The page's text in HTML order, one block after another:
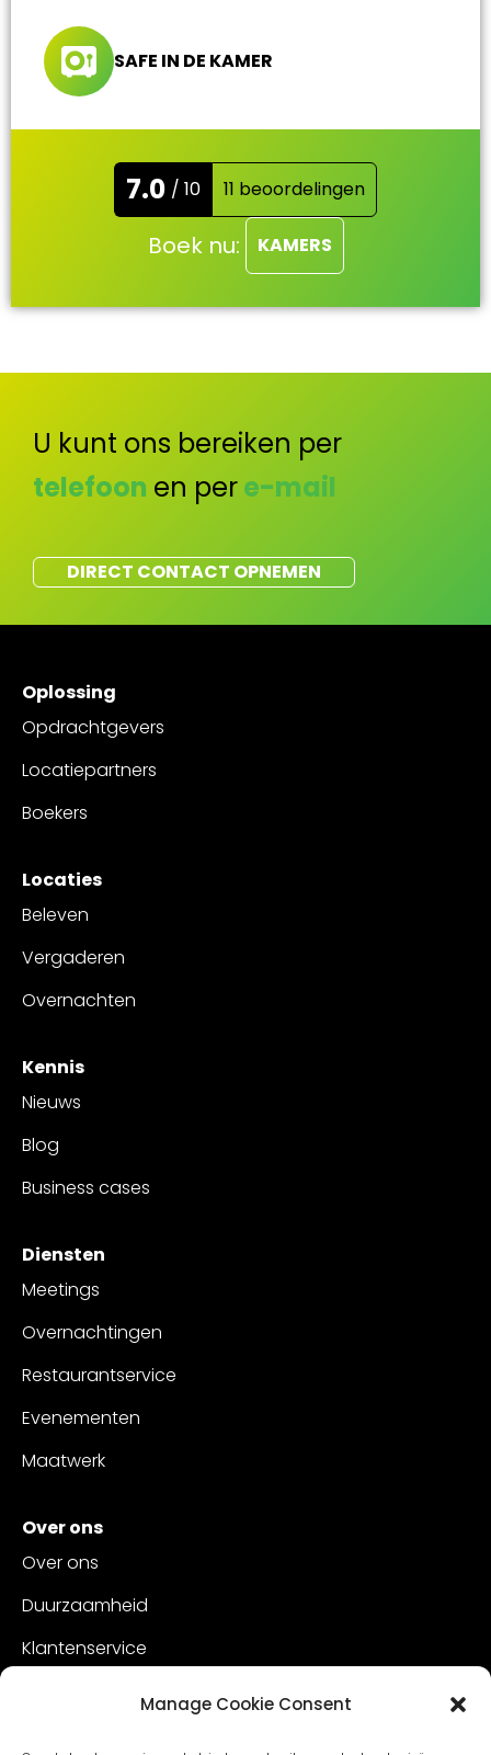
Manage Cookie Consent
SAFE IN DE KAMER
7.0 / 10 11 beoordelingen
Boek nu: KAMERS
U kunt ons bereiken per
telefoon en pere-mail
DIRECT CONTACT OPNEMEN
Oplossing
Opdrachtgevers
Locatiepartners
Boekers
Locaties
Beleven
Vergaderen
Overnachten
Kennis
Nieuws
Blog
Business cases
Diensten
Meetings
Overnachtingen
Restaurantservice
Evenementen
Maatwerk
Over ons
Over ons
Duurzaamheid
Klantenservice